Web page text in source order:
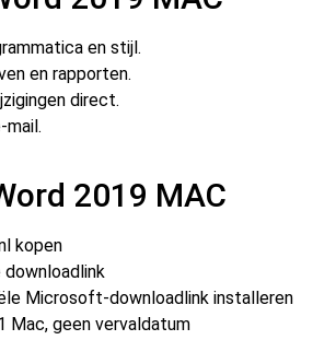
en stijl.
en rapporten.
direct.
mail.
2019 MAC
kopen
Microsoft-downloadlink installeren
Mac, geen vervaldatum